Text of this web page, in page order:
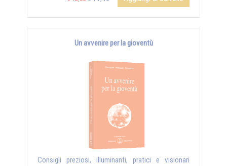
Un avvenire per la gioventù
Consigli preziosi, illuminanti, pratici e visionari